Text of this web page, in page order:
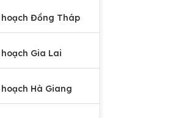
hoạch Đồng Tháp
hoạch Gia Lai
hoạch Hà Giang